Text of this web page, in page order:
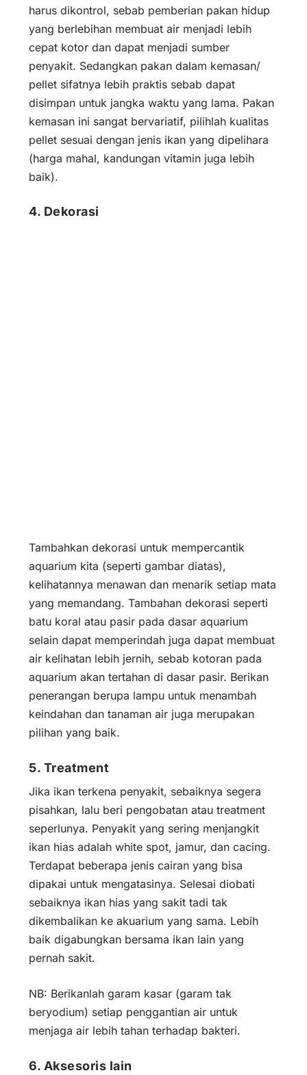
harus dikontrol, sebab pemberian pakan hidup
yang berlebihan membuat air menjadi lebih
cepat kotor dan dapat menjadi sumber
penyakit. Sedangkan pakan dalam kemasan/
pellet sifatnya lebih praktis sebab dapat
disimpan untuk jangka waktu yang lama. Pakan
kemasan ini sangat bervariatif, pilihlah kualitas
pellet sesuai dengan jenis ikan yang dipelihara
(harga mahal, kandungan vitamin juga lebih
baik).
4. Dekorasi
Tambahkan dekorasi untuk mempercantik
aquarium kita (seperti gambar diatas),
kelihatannya menawan dan menarik setiap mata
yang memandang. Tambahan dekorasi seperti
batu koral atau pasir pada dasar aquarium
selain dapat memperindah juga dapat membuat
air kelihatan lebih jernih, sebab kotoran pada
aquarium akan tertahan di dasar pasir. Berikan
penerangan berupa lampu untuk menambah
keindahan dan tanaman air juga merupakan
pilihan yang baik.
5. Treatment
Jika ikan terkena penyakit, sebaiknya segera
pisahkan, lalu beri pengobatan atau treatment
seperlunya. Penyakit yang sering menjangkit
ikan hias adalah white spot, jamur, dan cacing.
Terdapat beberapa jenis cairan yang bisa
dipakai untuk mengatasinya. Selesai diobati
sebaiknya ikan hias yang sakit tadi tak
dikembalikan ke akuarium yang sama. Lebih
baik digabungkan bersama ikan lain yang
pernah sakit.
NB: Berikanlah garam kasar (garam tak
beryodium) setiap penggantian air untuk
menjaga air lebih tahan terhadap bakteri.
6. Aksesoris lain